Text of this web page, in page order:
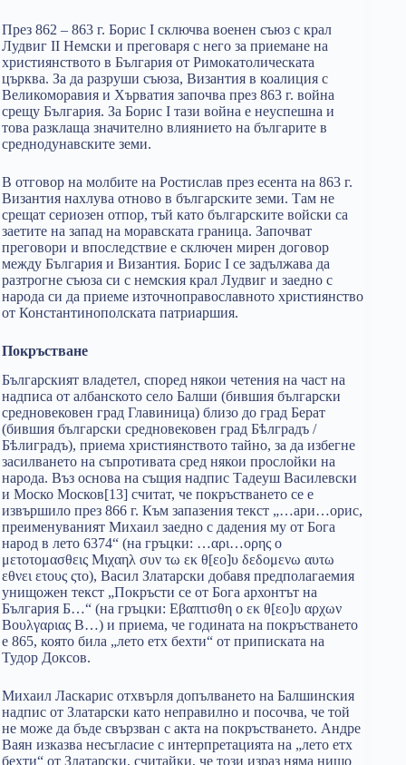
През 862 – 863 г. Борис I сключва военен съюз с крал
Лудвиг II Немски и преговаря с него за приемане на
християнството в България от Римокатолическата
църква. За да разруши съюза, Византия в коалиция с
Великоморавия и Хърватия започва през 863 г. война
срещу България. За Борис I тази война е неуспешна и
това разклаща значително влиянието на българите в
среднодунавските земи.
В отговор на молбите на Ростислав през есента на 863 г.
Византия нахлува отново в българските земи. Там не
срещат сериозен отпор, тъй като българските войски са
заетите на запад на моравската граница. Започват
преговори и впоследствие е сключен мирен договор
между България и Византия. Борис I се задължава да
разтрогне съюза си с немския крал Лудвиг и заедно с
народа си да приеме източноправославното християнство
от Константинополската патриаршия.
Покръстване
Българският владетел, според някои четения на част на
надписа от албанското село Балши (бившия български
средновековен град Главиница) близо до град Берат
(бившия български средновековен град Бѣлградъ /
Бѣлиградъ), приема християнството тайно, за да избегне
засилването на съпротивата сред някои прослойки на
народа. Въз основа на същия надпис Тадеуш Василевски
и Моско Москов[13] считат, че покръстването се е
извършило през 866 г. Към запазения текст „…ари…орис,
преименуваният Михаил заедно с дадения му от Бога
народ в лето 6374“ (на гръцки: …αρι…ορης ο
μετοτομασθεις Μιχαηλ συν τω εκ θ[εο]υ δεδομενω αυτω
εθνει ετους ςτο), Васил Златарски добавя предполагаемия
унищожен текст „Покръсти се от Бога архонтът на
България Б…“ (на гръцки: Εβαπτισθη ο εκ θ[εo]υ αρχων
Βουλγαριας Β…) и приема, че годината на покръстването
е 865, която била „лето етх бехти“ от приписката на
Тудор Доксов.
Михаил Ласкарис отхвърля допълването на Балшинския
надпис от Златарски като неправилно и посочва, че той
не може да бъде свързван с акта на покръстването. Андре
Ваян изказва несъгласие с интерпретацията на „лето етх
бехти“ от Златарски, считайки, че този израз няма нищо